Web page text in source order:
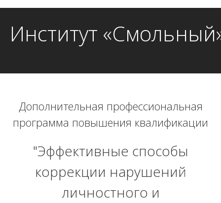
Институт
Дополнительная профессиональная
программа повышения квалификации
"Эффективные способы
коррекции нарушений
личностного и